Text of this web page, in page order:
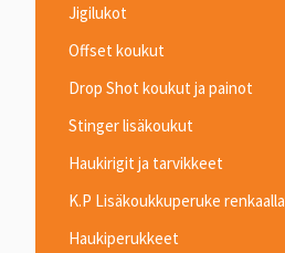
Jigilukot
Offset koukut
Drop Shot koukut ja painot
Stinger lisäkoukut
Haukirigit ja tarvikkeet
K.P Lisäkoukkuperuke renkaalla
Haukiperukkeet